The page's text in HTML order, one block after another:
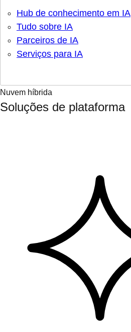
Hub de conhecimento em IA
Tudo sobre IA
Parceiros de IA
Serviços para IA
Nuvem híbrida
Soluções de plataforma